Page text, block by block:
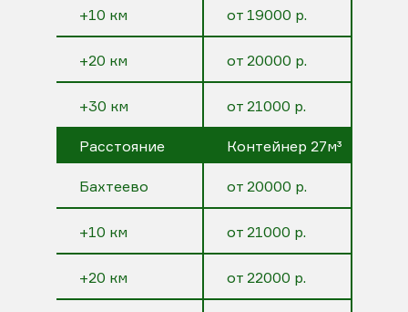
+10 км
+20 км
+30 км
от 19000 р.
от 20000 р.
от 21000 р.
Расстояние
Бахтеево
+10 км
+20 км
Контейнер 27м³
от 20000 р.
от 21000 р.
от 22000 р.